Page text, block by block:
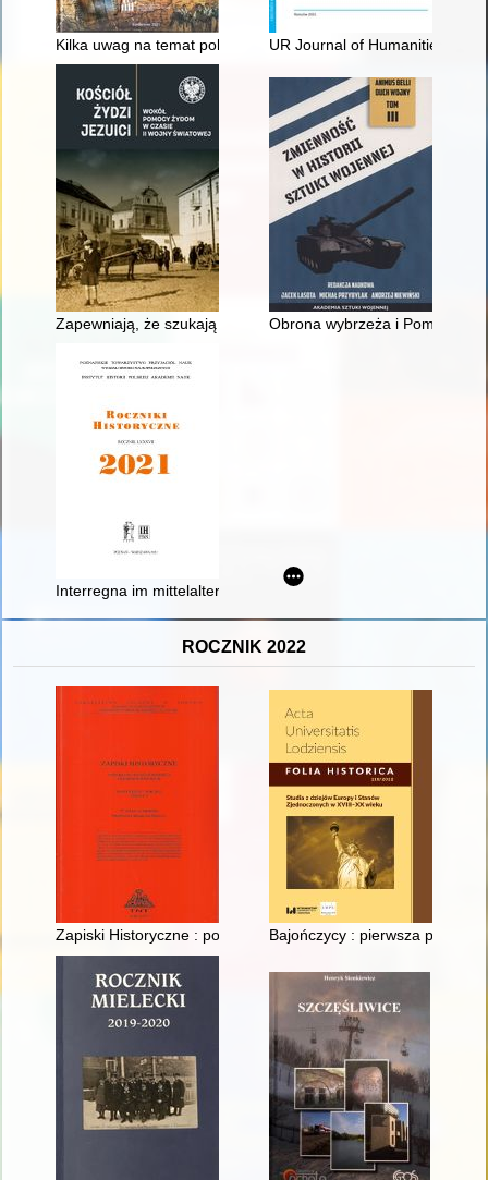
Kilka uwag na temat polskiego instrumentarium ludowego w
UR Journal of Humanities and
Zapewniają, że szukają tylko Boga i swego zbawienia" :
Obrona wybrzeża i Pomorza w
Interregna im mittelalterlichen Europa - recenzja]
ROCZNIK 2022
Zapiski Historyczne : poświęcone historii Pomorza i krajów
Bajończycy : pierwsza polska